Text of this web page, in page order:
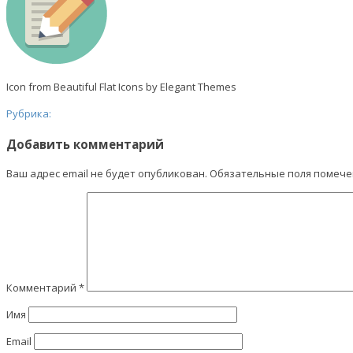
Icon from Beautiful Flat Icons by Elegant Themes
Рубрика:
Добавить комментарий
Ваш адрес email не будет опубликован. Обязательные поля
Комментарий *
Имя
Email